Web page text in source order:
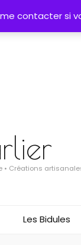
contacter si
• Créations
Les Bidules